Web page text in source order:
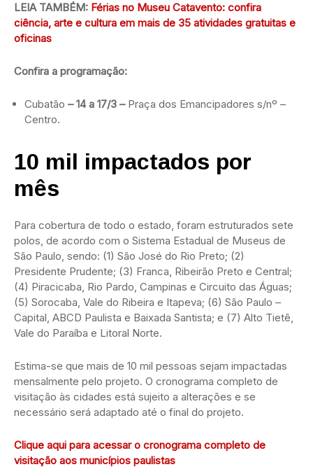
LEIA TAMBÉM: Férias no Museu Catavento: confira
ciência, arte e cultura em mais de 35 atividades gratuitas e
oficinas
Confira a programação:
Cubatão – 14 a 17/3 –Praça dos Emancipadores s/nº –
Centro.
10 mil impactados por
mês
Para cobertura de todo o estado, foram estruturados sete
polos, de acordo com o Sistema Estadual de Museus de
São Paulo, sendo: (1) São José do Rio Preto; (2)
Presidente Prudente; (3) Franca, Ribeirão Preto e Central;
(4) Piracicaba, Rio Pardo, Campinas e Circuito das Águas;
(5) Sorocaba, Vale do Ribeira e Itapeva; (6) São Paulo –
Capital, ABCD Paulista e Baixada Santista; e (7) Alto Tietê,
Vale do Paraíba e Litoral Norte.
Estima-se que mais de 10 mil pessoas sejam impactadas
mensalmente pelo projeto. O cronograma completo de
visitação às cidades está sujeito a alterações e se
necessário será adaptado até o final do projeto.
Clique aqui para acessar o cronograma completo de
visitação aos municípios paulistas